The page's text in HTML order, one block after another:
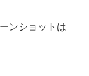
ンショットは